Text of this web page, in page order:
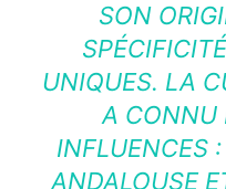
SON
UNIQUES. LA
A CONNU
INFLUENCES
ANDALOUSE